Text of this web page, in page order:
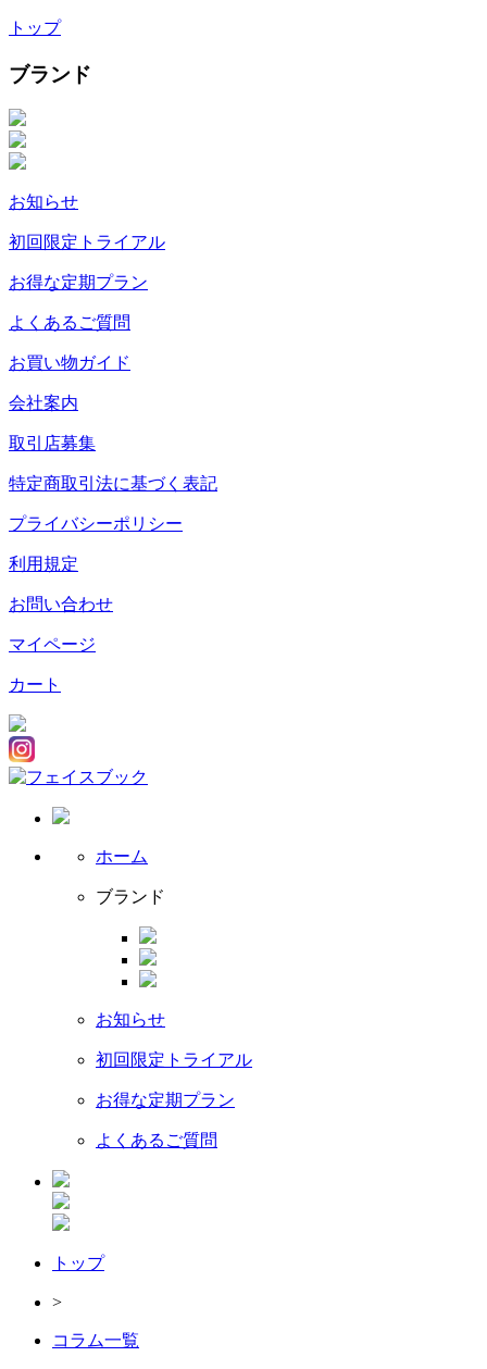
トップ
ブランド
お知らせ
初回限定トライアル
お得な定期プラン
よくあるご質問
お買い物ガイド
会社案内
取引店募集
特定商取引法に基づく表記
プライバシーポリシー
利用規定
お問い合わせ
マイページ
カート
ホーム
ブランド
お知らせ
初回限定トライアル
お得な定期プラン
よくあるご質問
トップ
>
コラム一覧